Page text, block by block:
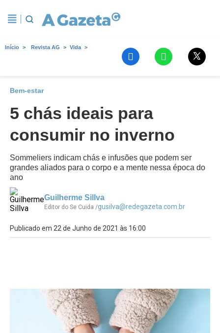
Início Revista AG Vida
Bem-estar
5 chás ideais para
consumir no inverno
Sommeliers indicam chás e infusões que podem ser
grandes aliados para o corpo e a mente nessa época do
ano
Guilherme Sillva
Editor do Se Cuida /gusilva@redegazeta.com.br
Publicado em 22 de Junho de 2021 às 16:00